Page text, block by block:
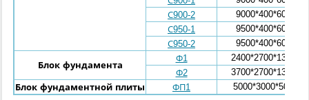
С900-2
9000*400*600
С950-1
9500*400*600
С950-2
9500*400*600
Блок фундамента
Ф1
2400*2700*1300
Ф2
3700*2700*1300
Блок фундаментной плиты
ФП1 5000*3000*500